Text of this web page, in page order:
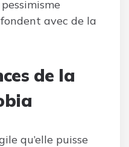
avec de la
de la
qu’elle puisse